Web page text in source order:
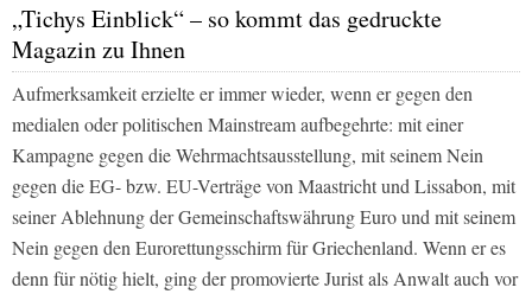
„Tichys Einblick“ – so kommt das gedruckte
Magazin zu Ihnen
Aufmerksamkeit erzielte er immer wieder, wenn er gegen den
medialen oder politischen Mainstream aufbegehrte: mit einer
Kampagne gegen die Wehrmachtsausstellung, mit seinem Nein
gegen die EG- bzw. EU-Verträge von Maastricht und Lissabon, mit
seiner Ablehnung der Gemeinschaftswährung Euro und mit seinem
Nein gegen den Eurorettungsschirm für Griechenland. Wenn er es
denn für nötig hielt, ging der promovierte Jurist als Anwalt auch vor